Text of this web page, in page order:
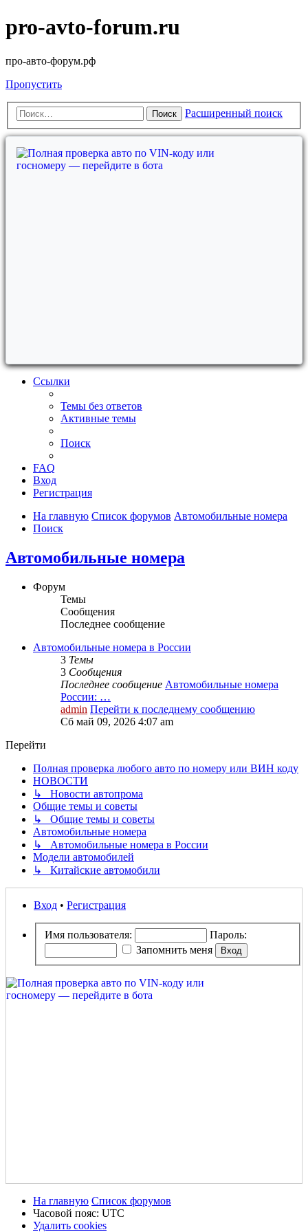
pro-avto-forum.ru
про-авто-форум.рф
Пропустить
Поиск Расширенный поиск
Ссылки
Темы без ответов
Активные темы
Поиск
FAQ
Вход
Регистрация
На главную Список форумов Автомобильные номера
Поиск
Автомобильные номера
Форум
Темы
Сообщения
Последнее сообщение
Автомобильные номера в России
3 Темы
3 Сообщения
Последнее сообщение Автомобильные номера
России: …
admin Перейти к последнему сообщению
Сб май 09, 2026 4:07 am
Перейти
Полная проверка любого авто по номеру или ВИН коду
НОВОСТИ
↳ Новости автопрома
Общие темы и советы
↳ Общие темы и советы
Автомобильные номера
↳ Автомобильные номера в России
Модели автомобилей
↳ Китайские автомобили
Вход • Регистрация
Имя пользователя:
Пароль:
Запомнить меня
На главную Список форумов
Часовой пояс: UTC
Удалить cookies